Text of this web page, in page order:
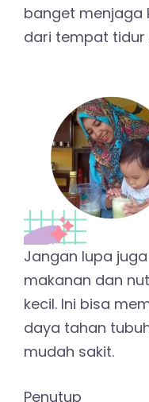
banget menjaga
dari tempat tidur
Jangan lupa
makanan dan
kecil. Ini bisa
daya tahan
mudah sakit.
Penutup